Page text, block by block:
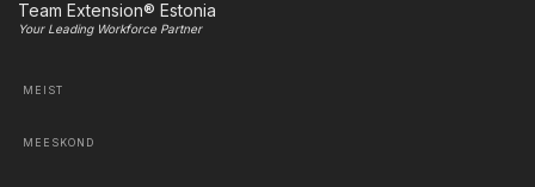
Team Extension® Estonia
Your Leading Workforce Partner
MEIST
MEESKOND